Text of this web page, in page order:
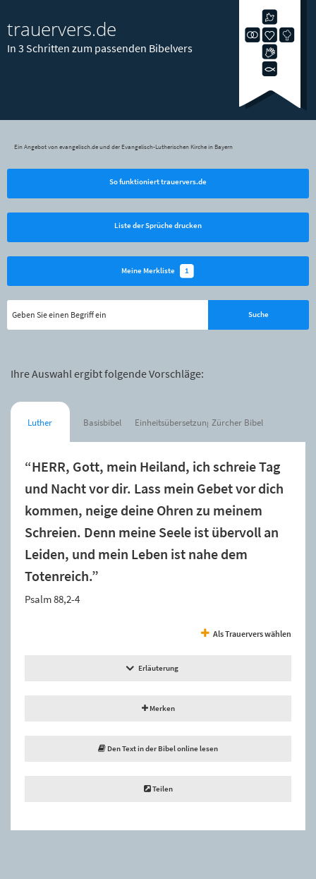
trauervers.de
In 3 Schritten zum passenden Bibelvers
Ein Angebot von evangelisch.de und der Evangelisch-Lutherischen Kirche in Bayern
So funktioniert trauervers.de
Liste der Sprüche drucken
Meine Merkliste 1
Ihre Auswahl ergibt folgende Vorschläge:
Luther Basisbibel Einheitsübersetzung Zürcher Bibel
“HERR, Gott, mein Heiland, ich schreie Tag
und Nacht vor dir. Lass mein Gebet vor dich
kommen, neige deine Ohren zu meinem
Schreien. Denn meine Seele ist übervoll an
Leiden, und mein Leben ist nahe dem
Totenreich.”
Psalm 88,2-4
Als Trauervers wählen
Erläuterung
Merken
Den Text in der Bibel online lesen
Teilen